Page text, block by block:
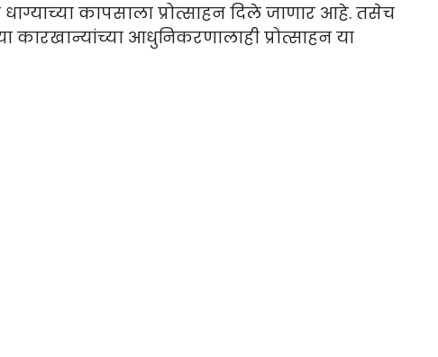
कापसाला प्रोत्साहन दिले जाणार आहे. तसेच
कारखान्यांच्या आधुनिकरणालाही प्रोत्साहन या